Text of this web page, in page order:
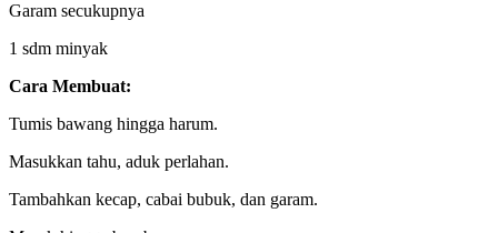
Garam secukupnya
1 sdm minyak
Cara Membuat:
Tumis bawang hingga harum.
Masukkan tahu, aduk perlahan.
Tambahkan kecap, cabai bubuk, dan garam.